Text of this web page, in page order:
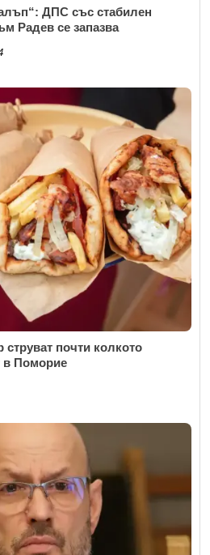
ДПС със стабилен
Радев се запазва
почти колкото
в Поморие